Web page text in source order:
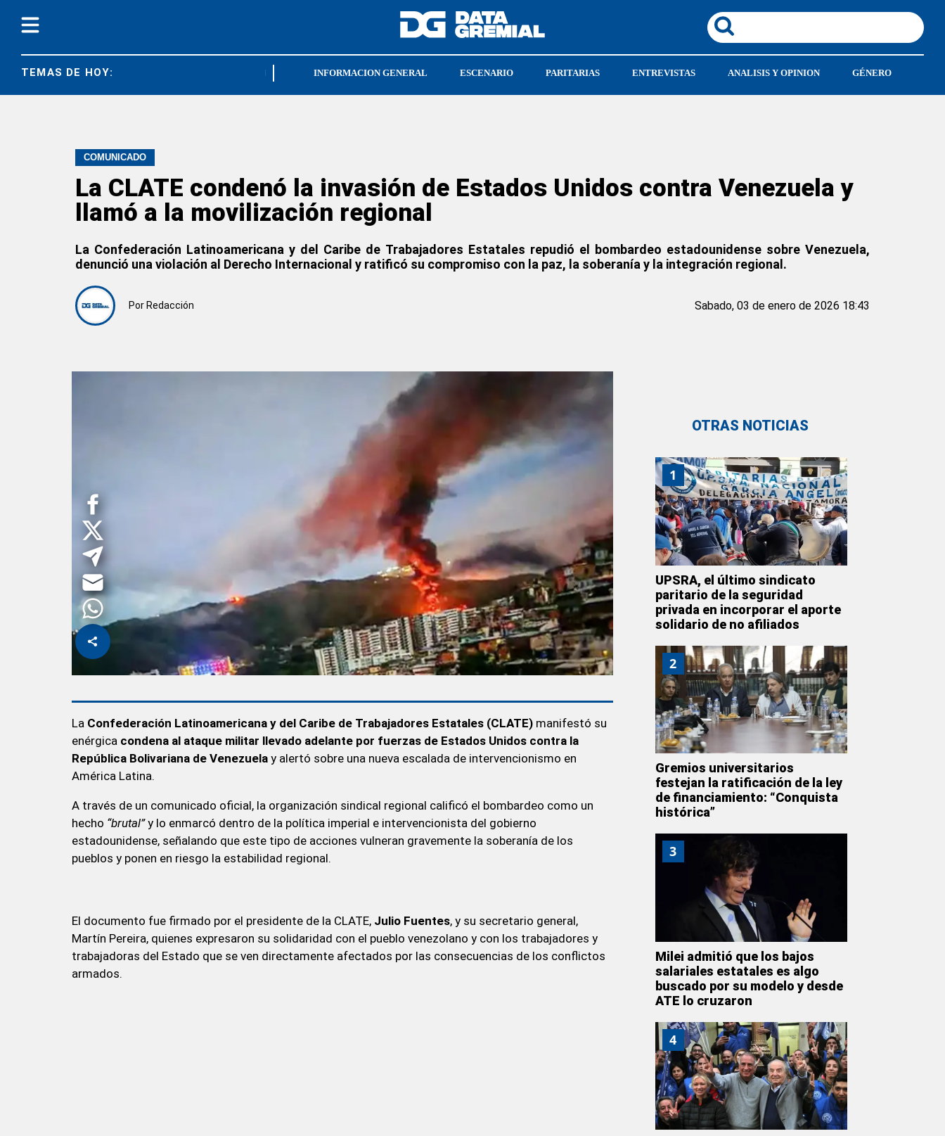
TEMAS DE HOY: ATE NACIONAL ARMANDO CAVALIERI
INFORMACION GENERAL ESCENARIO PARITARIAS ENTREVISTAS ANALISIS Y OPINION GÉNERO
COMUNICADO
La CLATE condenó la invasión de Estados Unidos contra Venezuela y
llamó a la movilización regional
La Confederación Latinoamericana y del Caribe de Trabajadores Estatales repudió el bombardeo estadounidense sobre Venezuela,
denunció una violación al Derecho Internacional y ratificó su compromiso con la paz, la soberanía y la integración regional.
Por Redacción Sabado, 03 de enero de 2026 18:43
La Confederación Latinoamericana y del Caribe de Trabajadores Estatales (CLATE) manifestó su
enérgica condena al ataque militar llevado adelante por fuerzas de Estados Unidos contra la
República Bolivariana de Venezuela y alertó sobre una nueva escalada de intervencionismo en
América Latina.
A través de un comunicado oficial, la organización sindical regional calificó el bombardeo como un
hecho “brutal”y lo enmarcó dentro de la política imperial e intervencionista del gobierno
estadounidense, señalando que este tipo de acciones vulneran gravemente la soberanía de los
pueblos y ponen en riesgo la estabilidad regional.
El documento fue firmado por el presidente de la CLATE, Julio Fuentes, y su secretario general,
Martín Pereira, quienes expresaron su solidaridad con el pueblo venezolano y con los trabajadores y
trabajadoras del Estado que se ven directamente afectados por las consecuencias de los conflictos
armados.
OTRAS NOTICIAS
1
UPSRA, el último sindicato
paritario de la seguridad
privada en incorporar el aporte
solidario de no afiliados
2
Gremios universitarios
festejan la ratificación de la ley
de financiamiento: “Conquista
histórica”
3
Milei admitió que los bajos
salariales estatales es algo
buscado por su modelo y desde
ATE lo cruzaron
4